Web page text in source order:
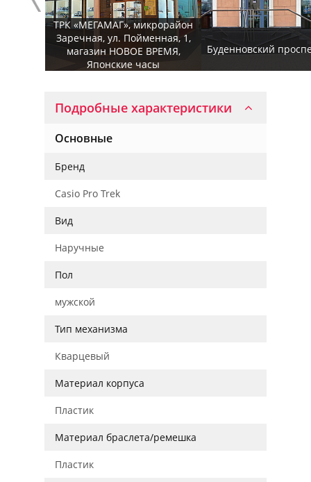
ТРК «МЕГАМАГ», микрорайон
Заречная, ул. Пойменная, 1,
магазин НОВОЕ ВРЕМЯ,
Японские часы
Буденновский
Подробные характеристики
Основные
Бренд
Casio Pro Trek
Вид
Наручные
Пол
мужской
Тип механизма
Кварцевый
Материал корпуса
Пластик
Материал браслета/ремешка
Пластик